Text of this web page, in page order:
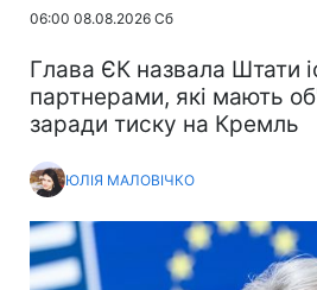
06:00 08.08.2026 Сб
Глава ЄК назвала Штати
партнерами, які мають
заради тиску на Кремль
ЮЛІЯ МАЛОВІЧКО